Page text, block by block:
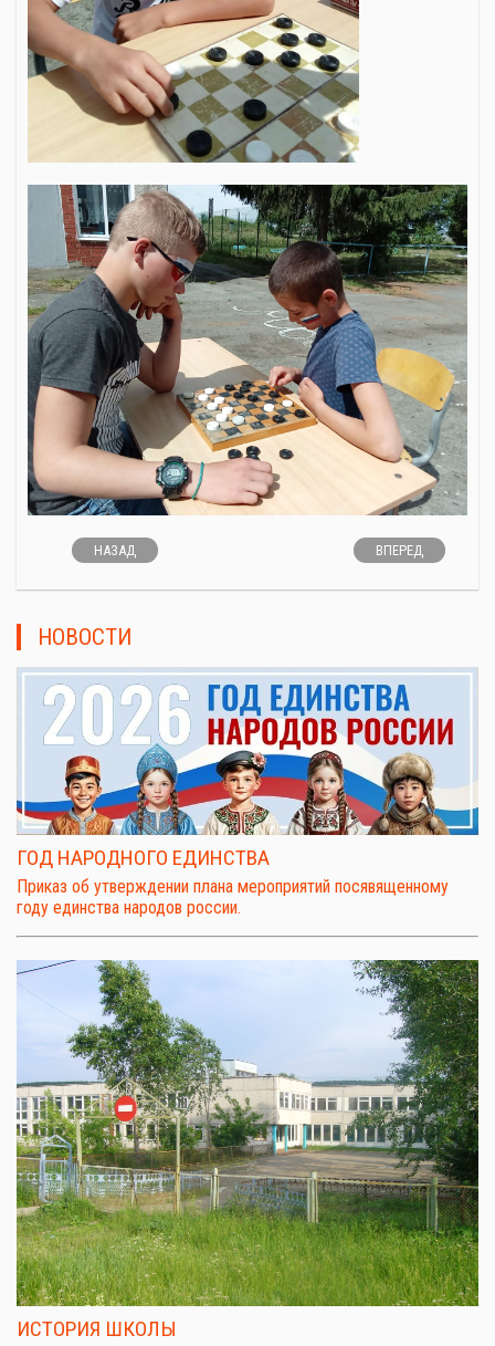
НАЗАД ВПЕРЕД
НОВОСТИ
ГОД НАРОДНОГО ЕДИНСТВА
Приказ об утверждении плана мероприятий посявященному
году единства народов россии.
ИСТОРИЯ ШКОЛЫ